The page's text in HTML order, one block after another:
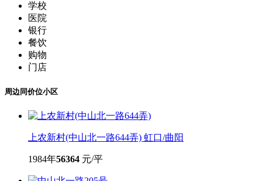
学校
医院
银行
餐饮
购物
门店
周边同价位小区
上农新村(中山北一路644弄) 虹口/曲阳
1984年56364 元/平